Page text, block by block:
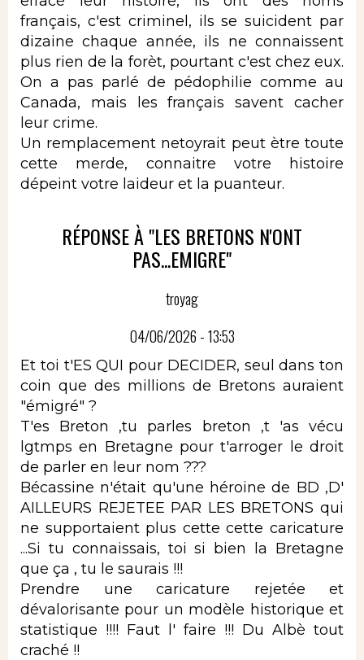
français, c'est criminel, ils se suicident par
dizaine chaque année, ils ne connaissent
plus rien de la forèt, pourtant c'est chez eux.
On a pas parlé de pédophilie comme au
Canada, mais les français savent cacher
leur crime.
Un remplacement netoyrait peut ètre toute
cette merde, connaitre votre histoire
dépeint votre laideur et la puanteur.
RÉPONSE À "LES BRETONS N'ONT
PAS...EMIGRE"
troyag
04/06/2026 - 13:53
Et toi t'ES QUI pour DECIDER, seul dans ton
coin que des millions de Bretons auraient
"émigré" ?
T'es Breton ,tu parles breton ,t 'as vécu
lgtmps en Bretagne pour t'arroger le droit
de parler en leur nom ???
Bécassine n'était qu'une héroine de BD ,D'
AILLEURS REJETEE PAR LES BRETONS qui
ne supportaient plus cette cette caricature
...Si tu connaissais, toi si bien la Bretagne
que ça , tu le saurais !!!
Prendre une caricature rejetée et
dévalorisante pour un modèle historique et
statistique !!!! Faut l' faire !!! Du Albè tout
craché !!